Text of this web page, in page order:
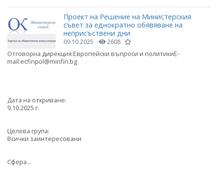
Проект на Решение на Министерския
съвет за еднократно обявяване на
неприсъствени дни
09.10.2025 2608
Отговорна дирекция:Европейски въпроси и политикиE-
mail:ecfinpol@minfin.bg
Дата на откриване:
9.10.2025 г.
Целева група:
Всички заинтересовани
Сфера...